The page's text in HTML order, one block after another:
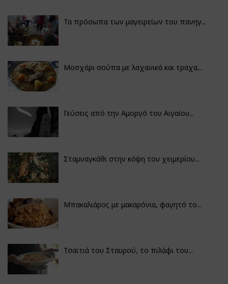
Τα πρόσωπα των μαγειρείων του πανηγ...
Μοσχάρι σούπα με λαχανικά και τραχα...
Γεύσεις από την Αμοργό του Αιγαίου...
Σταμναγκάθι στην κόψη του χειμερίου...
Μπακαλιάρος με μακαρόνια, φαγητό το...
Τσαϊτιά του Σταυρού, το πιλάφι του...